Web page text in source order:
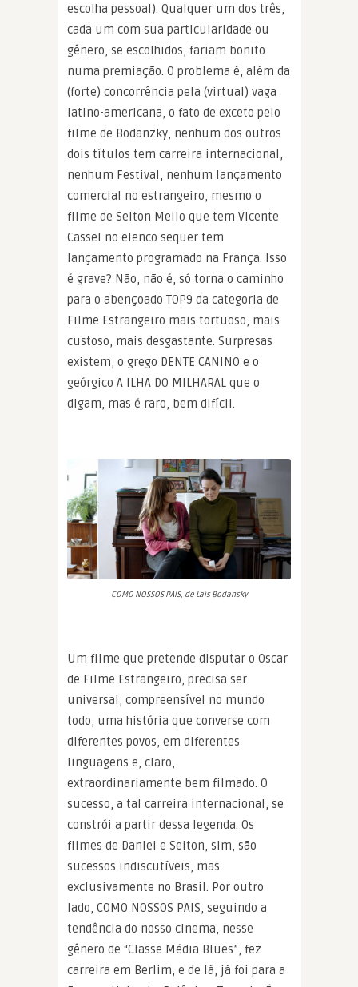
escolha pessoal). Qualquer um dos três,
cada um com sua particularidade ou
gênero, se escolhidos, fariam bonito
numa premiação. O problema é, além da
(forte) concorrência pela (virtual) vaga
latino-americana, o fato de exceto pelo
filme de Bodanzky, nenhum dos outros
dois títulos tem carreira internacional,
nenhum Festival, nenhum lançamento
comercial no estrangeiro, mesmo o
filme de Selton Mello que tem Vicente
Cassel no elenco sequer tem
lançamento programado na França. Isso
é grave? Não, não é, só torna o caminho
para o abençoado TOP9 da categoria de
Filme Estrangeiro mais tortuoso, mais
custoso, mais desgastante. Surpresas
existem, o grego DENTE CANINO e o
geórgico A ILHA DO MILHARAL que o
digam, mas é raro, bem difícil.
COMO NOSSOS PAIS, de Laís Bodansky
Um filme que pretende disputar o Oscar
de Filme Estrangeiro, precisa ser
universal, compreensível no mundo
todo, uma história que converse com
diferentes povos, em diferentes
linguagens e, claro,
extraordinariamente bem filmado. O
sucesso, a tal carreira internacional, se
constrói a partir dessa legenda. Os
filmes de Daniel e Selton, sim, são
sucessos indiscutíveis, mas
exclusivamente no Brasil. Por outro
lado, COMO NOSSOS PAIS, seguindo a
tendência do nosso cinema, nesse
gênero de “Classe Média Blues”, fez
carreira em Berlim, e de lá, já foi para a